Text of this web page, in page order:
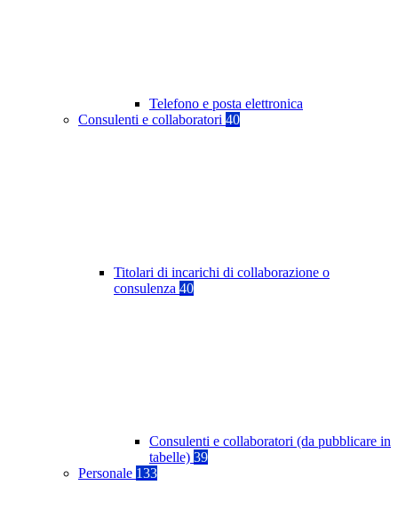
Telefono e posta elettronica
Consulenti e collaboratori 40
Titolari di incarichi di collaborazione o
consulenza 40
Consulenti e collaboratori (da pubblicare in
tabelle) 39
Personale 133